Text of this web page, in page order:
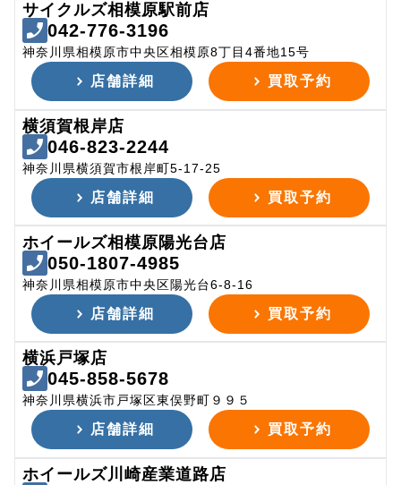
サイクルズ相模原駅前店
042-776-3196
神奈川県相模原市中央区相模原8丁目4番地15号
店舗詳細 買取予約
横須賀根岸店
046-823-2244
神奈川県横須賀市根岸町5-17-25
店舗詳細 買取予約
ホイールズ相模原陽光台店
050-1807-4985
神奈川県相模原市中央区陽光台6-8-16
店舗詳細 買取予約
横浜戸塚店
045-858-5678
神奈川県横浜市戸塚区東俣野町９９５
店舗詳細 買取予約
ホイールズ川崎産業道路店